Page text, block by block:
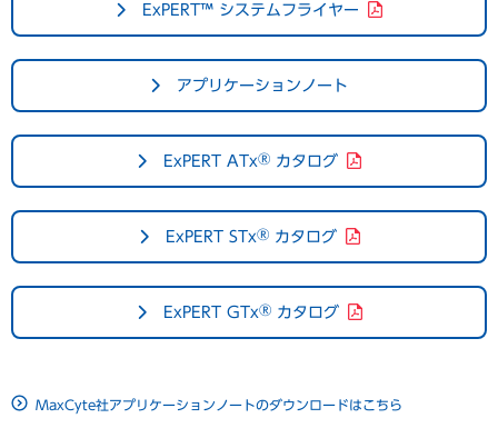
ExPERT™ システムフライヤー
アプリケーションノート
ExPERT ATx® カタログ
ExPERT STx®カタログ
ExPERT GTx®カタログ
MaxCyte社アプリケーションノートのダウンロードはこちら